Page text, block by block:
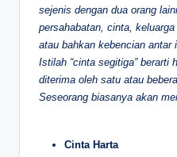
sejenis dengan dua orang
persahabatan, cinta,
atau bahkan kebencian antar
Istilah “cinta segitiga” berarti
diterima oleh satu atau
Seseorang biasanya akan
Cinta Harta